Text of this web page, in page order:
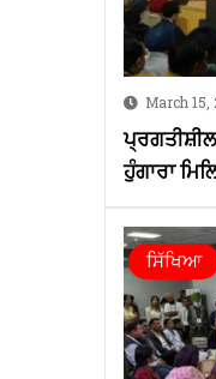
March 15,
ਹੁੰਗਾਰਾ
ਸਿੱਖਿਆ